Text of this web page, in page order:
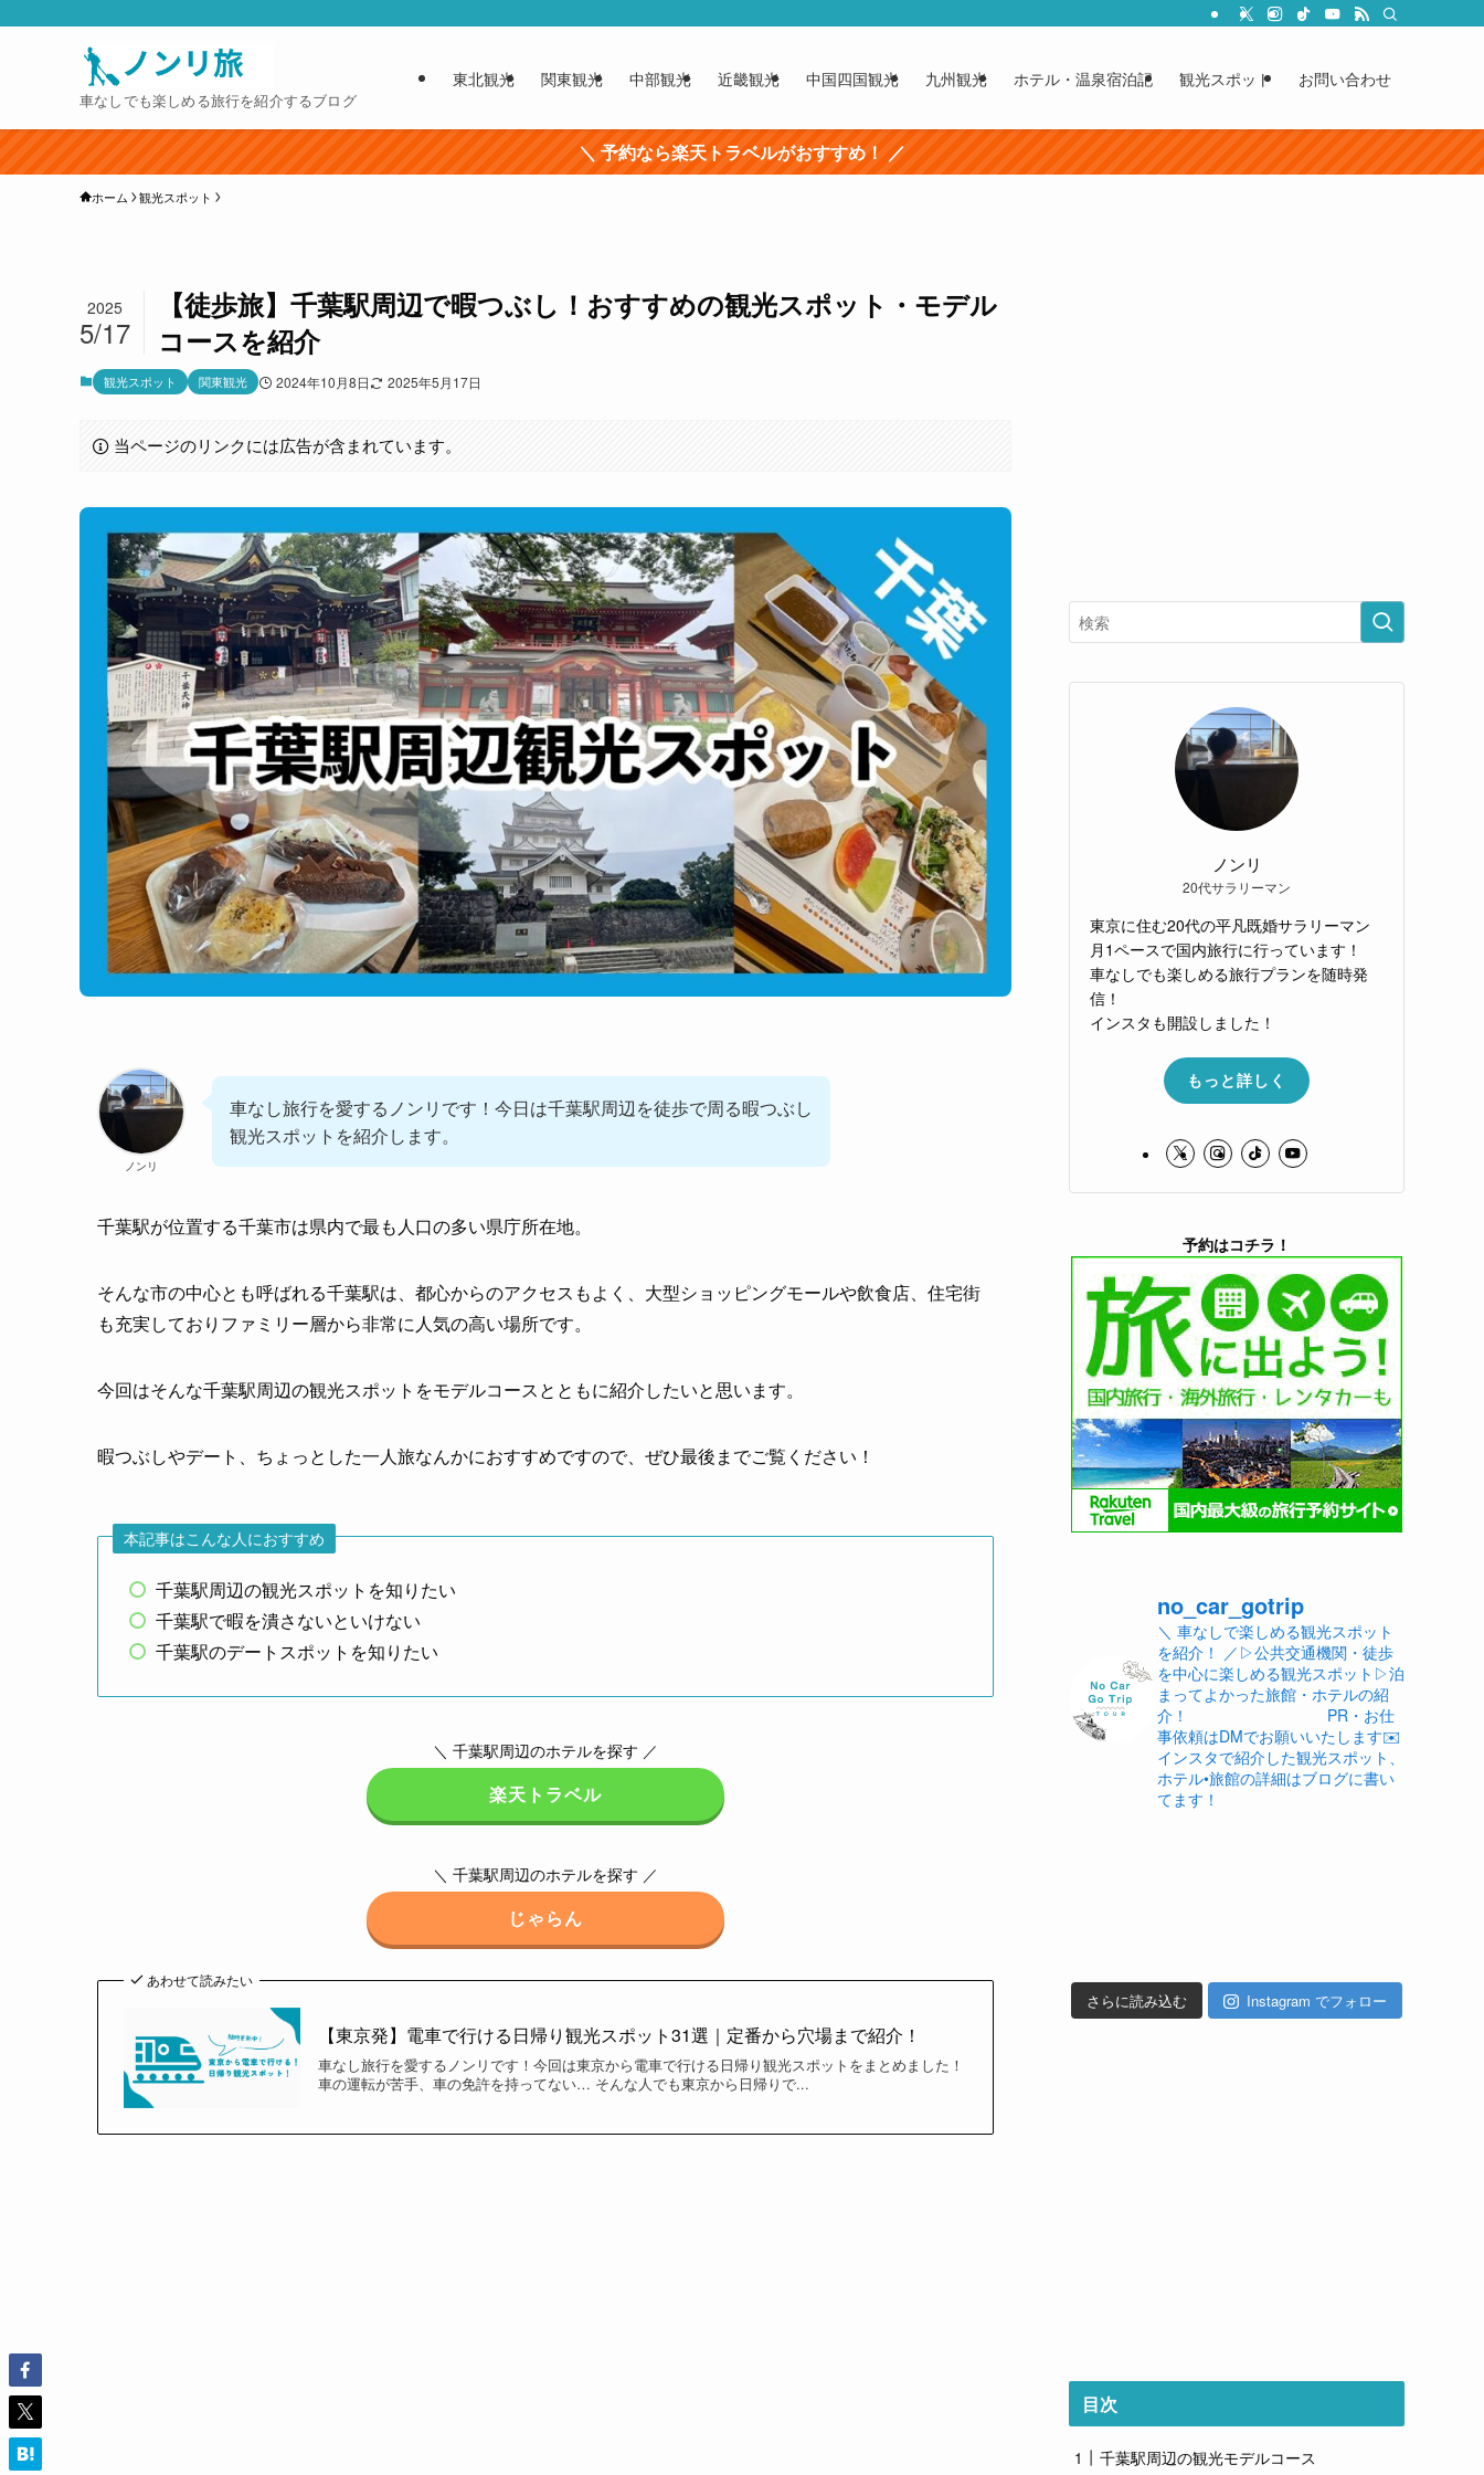
車なしでも楽しめる旅行を紹介するブログ
東北観光 関東観光 中部観光 近畿観光 中国四国観光 九州観光 ホテル・温泉宿泊記 観光スポット お問い合わせ
＼ 予約なら楽天トラベルがおすすめ！ ／
ホーム 観光スポット
【徒歩旅】千葉駅周辺で暇つぶし！おすすめの観光スポット・モデル
コースを紹介
2025
5/17
観光スポット 関東観光 2024年10月8日 2025年5月17日
当ページのリンクには広告が含まれています。
ノンリ
車なし旅行を愛するノンリです！今日は千葉駅周辺を徒歩で周る暇つぶし
観光スポットを紹介します。
千葉駅が位置する千葉市は県内で最も人口の多い県庁所在地。
そんな市の中心とも呼ばれる千葉駅は、都心からのアクセスもよく、大型ショッピングモールや飲食店、住宅街
も充実しておりファミリー層から非常に人気の高い場所です。
今回はそんな千葉駅周辺の観光スポットをモデルコースとともに紹介したいと思います。
暇つぶしやデート、ちょっとした一人旅なんかにおすすめですので、ぜひ最後までご覧ください！
本記事はこんな人におすすめ
千葉駅周辺の観光スポットを知りたい
千葉駅で暇を潰さないといけない
千葉駅のデートスポットを知りたい
＼ 千葉駅周辺のホテルを探す ／
楽天トラベル
＼ 千葉駅周辺のホテルを探す ／
じゃらん
あわせて読みたい
【東京発】電車で行ける日帰り観光スポット31選｜定番から穴場まで紹介！
車なし旅行を愛するノンリです！今回は東京から電車で行ける日帰り観光スポットをまとめました！
車の運転が苦手、車の免許を持ってない… そんな人でも東京から日帰りで...
ノンリ
20代サラリーマン
東京に住む20代の平凡既婚サラリーマン
月1ペースで国内旅行に行っています！
車なしでも楽しめる旅行プランを随時発
信！
インスタも開設しました！
もっと詳しく
予約はコチラ！
no_car_gotrip
＼ 車なしで楽しめる観光スポット
を紹介！ ／ ▷公共交通機関・徒歩
を中心に楽しめる観光スポット ▷泊
まってよかった旅館・ホテルの紹
介！
PR・お仕
事依頼はDMでお願いいたします✉️
インスタで紹介した観光スポット、
ホテル•旅館の詳細はブログに書い
てます！
さらに読み込む Instagram でフォロー
目次
千葉駅周辺の観光モデルコース